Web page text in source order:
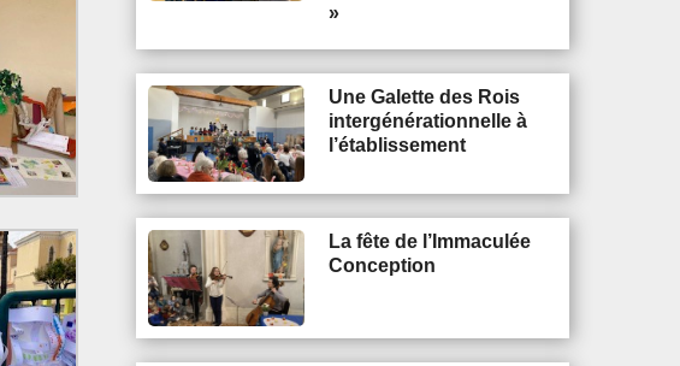
»
Une Galette des Rois
intergénérationnelle à
l’établissement
La fête de l’Immaculée
Conception